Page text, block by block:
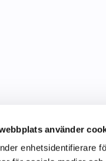
använder
enhetsidentifierare
C&C